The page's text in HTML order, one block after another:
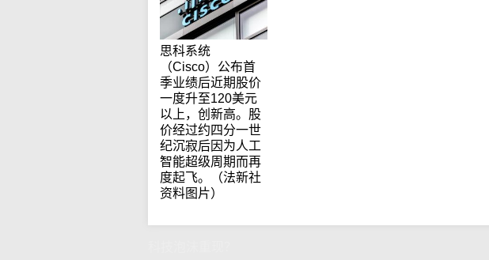
思科系统
（Cisco）公布首
季业绩后近期股价
一度升至120美元
以上，创新高。股
价经过约四分一世
纪沉寂后因为人工
智能超级周期而再
度起飞。（法新社
资料图片）